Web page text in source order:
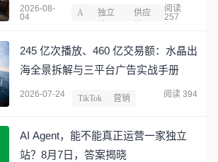
2026-08-
04
A
独立
供应
阅读
257
245 亿次播放、460 亿交易额：水晶出
海全景拆解与三平台广告实战手册
2026-07-24 TikTok 营销 阅读 394
AI Agent，能不能真正运营一家独立
站？8月7日，答案揭晓